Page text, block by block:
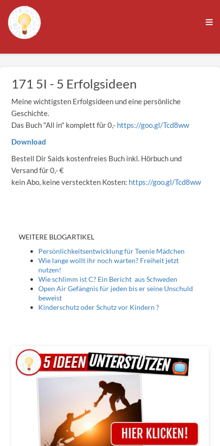
171 5I - 5 Erfolgsideen
Meine wichtigsten Erfolgsideen und eine persönliche
Geschichte.
Das Buch "All in" komplett für 0,- https://goo.gl/Tcd8ww
Download
Bestell Dir Saids kostenfreies Buch inkl. Hörbuch und
Versand für 0,- €
kein Abo, keine versteckten Kosten: https://goo.gl/Tcd8ww
WEITERE BLOGARTIKEL
Persönlichkeitsentwicklung für Teenie Mädchen
Wie lange wollt ihr noch warten? Freiheit jetzt
nutzen!
Wie schlimm ist C? Ein Bericht aus Schweden
Open Air Gefängnis für jeden bis er seine Unschuld
beweist
Kinderschutz oder Schutz vor Kindern ?